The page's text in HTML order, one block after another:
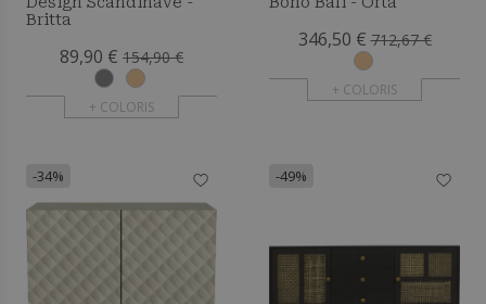
Britta
89,90 € 154,90 €
+ COLORIS
346,50 € 712,67 €
+ COLORIS
-34% -49%